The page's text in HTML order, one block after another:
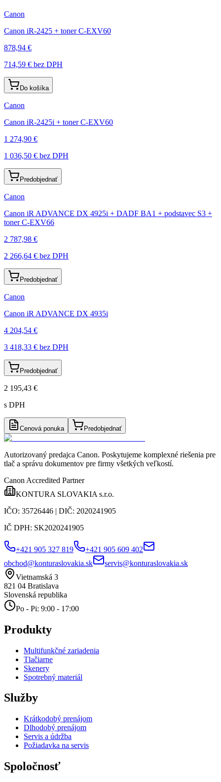
Canon
Canon iR-2425 + toner C-EXV60
878,94 €
714,59 € bez DPH
Do košíka
Canon
Canon iR-2425i + toner C-EXV60
1 274,90 €
1 036,50 € bez DPH
Predobjednať
Canon
Canon iR ADVANCE DX 4925i + DADF BA1 + podstavec S3 +
toner C-EXV66
2 787,98 €
2 266,64 € bez DPH
Predobjednať
Canon
Canon iR ADVANCE DX 4935i
4 204,54 €
3 418,33 € bez DPH
Predobjednať
2 195,43 €
s DPH
Cenová ponuka Predobjednať
Autorizovaný predajca Canon. Poskytujeme komplexné riešenia pre
tlač a správu dokumentov pre firmy všetkých veľkostí.
Canon Accredited Partner
KONTURA SLOVAKIA s.r.o.
IČO: 35726446 | DIČ: 2020241905
IČ DPH: SK2020241905
+421 905 327 819
+421 905 609 402
obchod@konturaslovakia.sk
servis@konturaslovakia.sk
Vietnamská 3
821 04 Bratislava
Slovenská republika
Po - Pi: 9:00 - 17:00
Produkty
Multifunkčné zariadenia
Tlačiarne
Skenery
Spotrebný materiál
Služby
Krátkodobý prenájom
Dlhodobý prenájom
Servis a údržba
Požiadavka na servis
Spoločnosť